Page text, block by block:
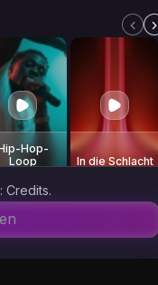
Hop-
Loop
In die Schlacht
Credits.